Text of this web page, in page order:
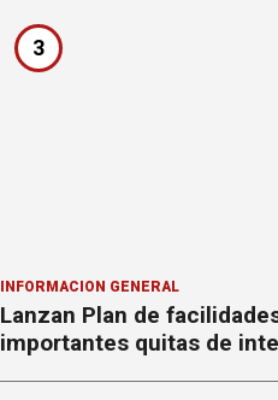
3
INFORMACION GENERAL
Lanzan Plan de
importantes quitas de